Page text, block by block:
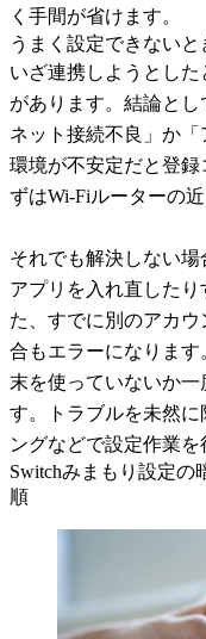
く手間が省けます。
うまく設定できない
いざ連携しようとし
があります。結論と
ネット接続不良」か
環境が不安定だと登録
ずはWi-Fiルーターの
それでも解決しない場
アプリを入れ直した
た、すでに別のアカ
合もエラーになりま
末を使っていないか
す。トラブルを未然
ングなどで設定作業を
Switchみまもり設定の
順